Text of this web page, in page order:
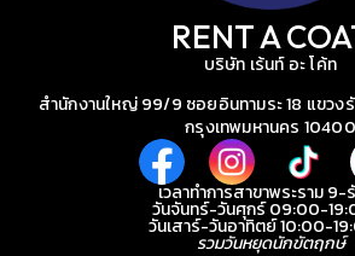
RENT A
บริษัท เร้นท์ อะ โค้ท
สำนักงานใหญ่ 99/9 ซอยอินทามระ 18 แขวง
กรุงเทพมหานคร 10400
เวลาทำการสาขาพระราม 9-
วันจันทร์-วันศุกร์ 09:00-
วันเสาร์-วันอาทิตย์ 10:00-
รวมวันหยุดนักขัตฤกษ์